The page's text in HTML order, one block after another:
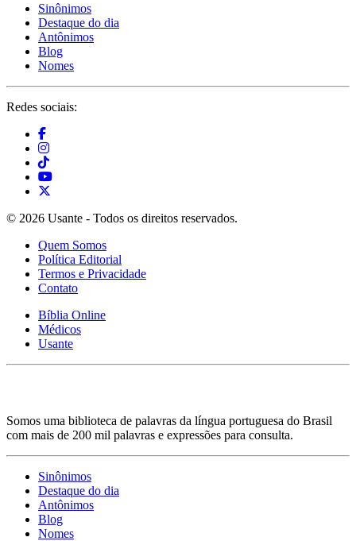
Sinônimos
Destaque do dia
Antônimos
Blog
Nomes
Redes sociais:
© 2026 Usante - Todos os direitos reservados.
Quem Somos
Política Editorial
Termos e Privacidade
Contato
Bíblia Online
Médicos
Usante
Somos uma biblioteca de palavras da língua portuguesa do Brasil
com mais de 200 mil palavras e expressões para consulta.
Sinônimos
Destaque do dia
Antônimos
Blog
Nomes